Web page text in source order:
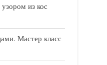
из кос
Мастер класс